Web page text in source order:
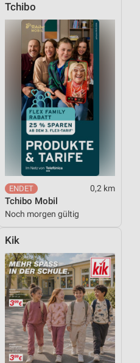
Tchibo
0,2 km
Tchibo Mobil
Noch morgen gültig
Kik